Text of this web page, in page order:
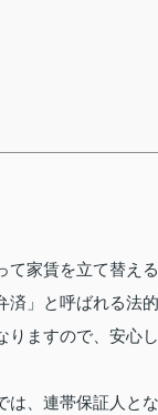
て家賃を立て替える
済」と呼ばれる法的
りますので、安心し
は、連帯保証人とな